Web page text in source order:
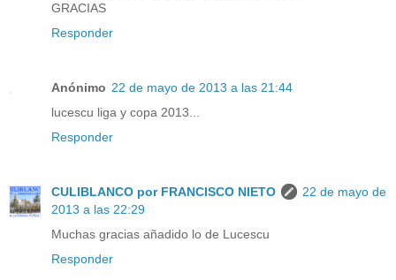
GRACIAS
Responder
Anónimo 22 de mayo de 2013 a las 21:44
lucescu liga y copa 2013...
Responder
CULIBLANCO por FRANCISCO NIETO
22 de mayo de
2013 a las 22:29
Muchas gracias añadido lo de Lucescu
Responder